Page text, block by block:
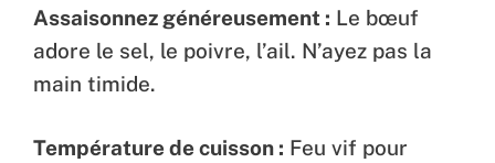
Assaisonnez généreusement : Le bœuf
adore le sel, le poivre, l’ail. N’ayez pas la
main timide.
Température de cuisson : Feu vif pour